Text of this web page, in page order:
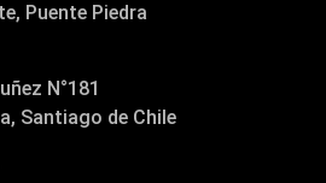
Puente Piedra
N°181
Santiago de Chile